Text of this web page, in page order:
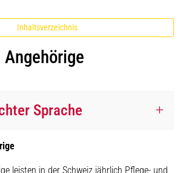
Inhaltsverzeichnis
Sprache
leisten in der Schweiz jährlich Pflege- und